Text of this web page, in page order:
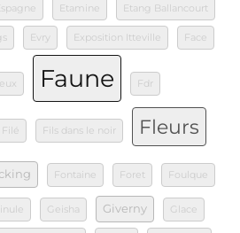
Etamine Etang Ballancourt
Evry Exposition Itteville Face
Faune Fdr
Filé Fils dans le noir
Fleurs
Fontaine Foret Foulque
Geisha Giverny Glace